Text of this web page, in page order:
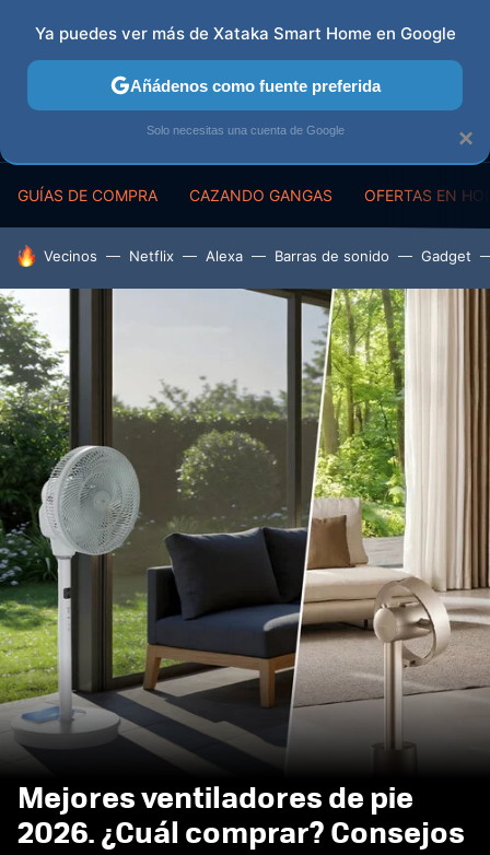
MENÚ NUEVO
GUÍAS DE COMPRA CAZANDO GANGAS OFERTAS EN
HOY SE HABLA DE
Vecinos Netflix Alexa Barras de sonido Gadget
Mejores ventiladores de pie
2026. ¿Cuál comprar? Consejos
×
Ya puedes ver más de Xataka Smart Home en Google
Añádenos como fuente preferida
Solo necesitas una cuenta de Google